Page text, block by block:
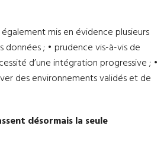
mis en évidence plusieurs
données ; • prudence vis-à-vis de
d’une intégration progressive ; •
des environnements validés et de
désormais la seule